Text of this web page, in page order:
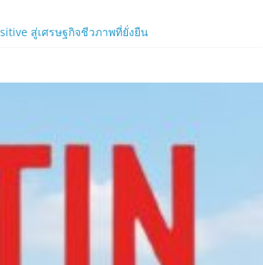
สู่เศรษฐกิจชีวภาพที่ยั่งยืน